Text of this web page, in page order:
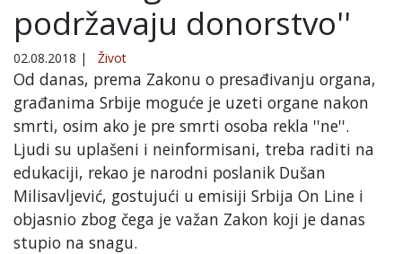
podržavaju donorstvo''
02.08.2018 | Život
Od danas, prema Zakonu o presađivanju organa,
građanima Srbije moguće je uzeti organe nakon
smrti, osim ako je pre smrti osoba rekla ''ne''.
Ljudi su uplašeni i neinformisani, treba raditi na
edukaciji, rekao je narodni poslanik Dušan
Milisavljević, gostujući u emisiji Srbija On Line i
objasnio zbog čega je važan Zakon koji je danas
stupio na snagu.